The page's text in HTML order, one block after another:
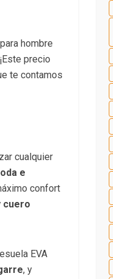
hombre
precio
te contamos
cualquier
e
confort
cuero
EVA
, y